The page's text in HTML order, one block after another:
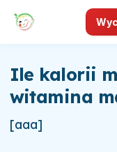
Ile kalorii
witamina
[aaa]